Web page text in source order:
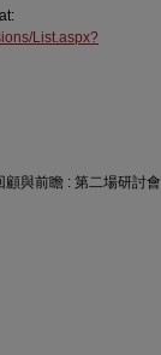
List.aspx?
與前瞻 : 第二場研討會